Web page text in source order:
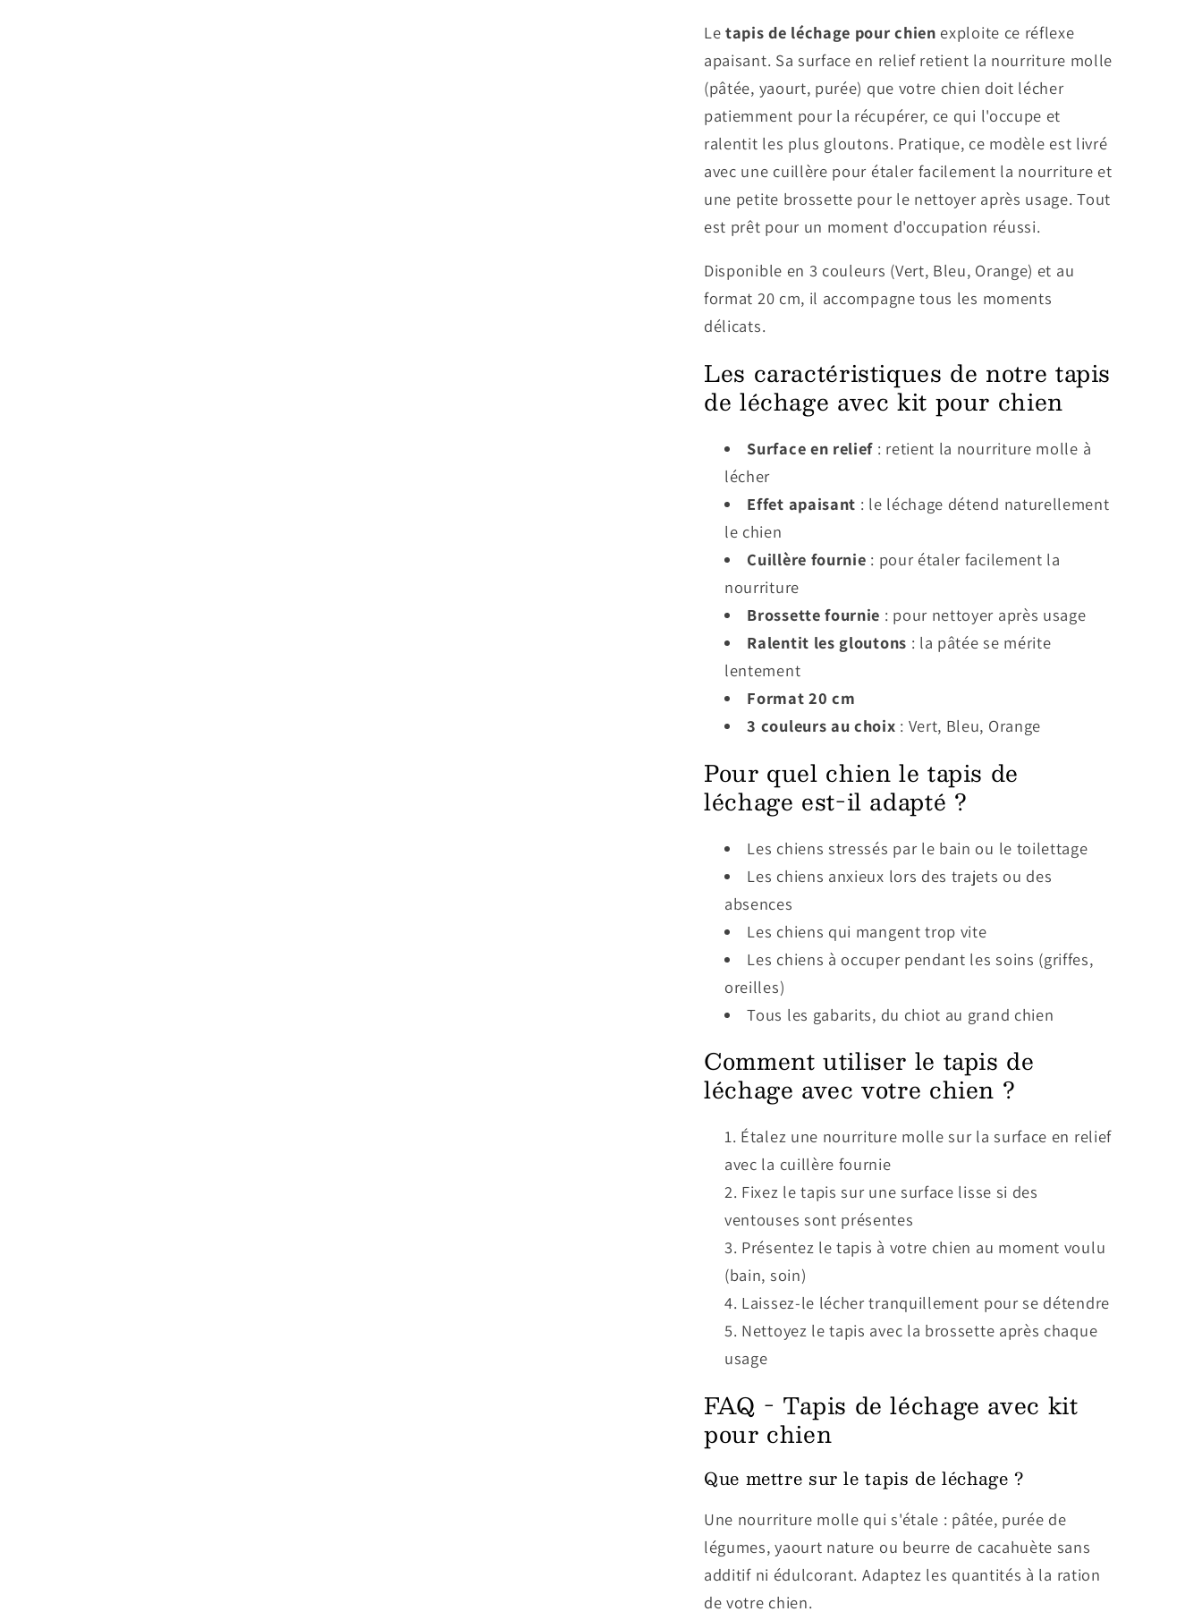
Letapis de léchage pour chien exploite ce réflexe
apaisant. Sa surface en relief retient la nourriture molle
(pâtée, yaourt, purée) que votre chien doit lécher
patiemment pour la récupérer, ce qui l'occupe et
ralentit les plus gloutons. Pratique, ce modèle est livré
avec une cuillère pour étaler facilement la nourriture et
une petite brossette pour le nettoyer après usage. Tout
est prêt pour un moment d'occupation réussi.
Disponible en 3 couleurs (Vert, Bleu, Orange) et au
format 20 cm, il accompagne tous les moments
délicats.
Les caractéristiques de notre tapis
de léchage avec kit pour chien
Surface en relief : retient la nourriture molle à
lécher
Effet apaisant : le léchage détend naturellement
le chien
Cuillère fournie : pour étaler facilement la
nourriture
Brossette fournie : pour nettoyer après usage
Ralentit les gloutons : la pâtée se mérite
lentement
Format 20 cm
3 couleurs au choix : Vert, Bleu, Orange
Pour quel chien le tapis de
léchage est-il adapté ?
Les chiens stressés par le bain ou le toilettage
Les chiens anxieux lors des trajets ou des
absences
Les chiens qui mangent trop vite
Les chiens à occuper pendant les soins (griffes,
oreilles)
Tous les gabarits, du chiot au grand chien
Comment utiliser le tapis de
léchage avec votre chien ?
Étalez une nourriture molle sur la surface en relief
avec la cuillère fournie
Fixez le tapis sur une surface lisse si des
ventouses sont présentes
Présentez le tapis à votre chien au moment voulu
(bain, soin)
Laissez-le lécher tranquillement pour se détendre
Nettoyez le tapis avec la brossette après chaque
usage
FAQ - Tapis de léchage avec kit
pour chien
Que mettre sur le tapis de léchage ?
Une nourriture molle qui s'étale : pâtée, purée de
légumes, yaourt nature ou beurre de cacahuète sans
additif ni édulcorant. Adaptez les quantités à la ration
de votre chien.